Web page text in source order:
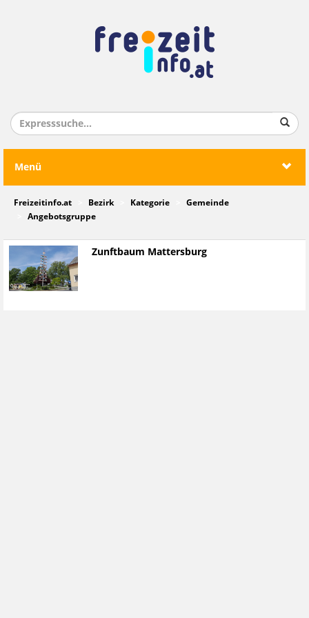
Menü
Freizeitinfo.at Bezirk Kategorie
Gemeinde
Angebotsgruppe
Zunftbaum Mattersburg